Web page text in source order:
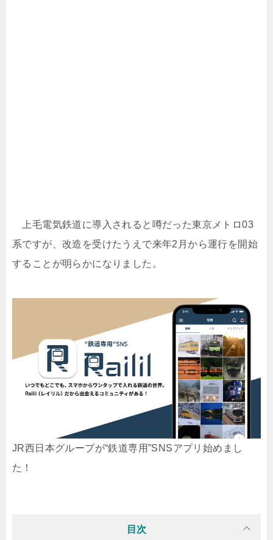
上毛電気鉄道に導入されると噂だった東京メトロ03
系ですが、改造を受けたうえで来年2月から運行を開始
することが明らかになりました。
JR西日本グループが“鉄道専用”SNSアプリ始めまし
た！
目次